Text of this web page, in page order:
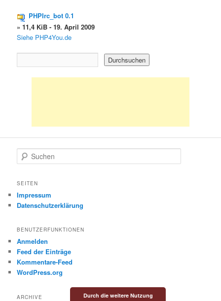
PHPIrc_bot 0.1
» 11,4 KiB - 19. April 2009
Siehe PHP4You.de
u
h
n
SEITEN
Impressum
Datenschutzerklärung
BENUTZERFUNKTIONEN
Anmelden
Feed der Einträge
Kommentare-Feed
WordPress.org
ARCHIVE
Durch die weitere Nutzung